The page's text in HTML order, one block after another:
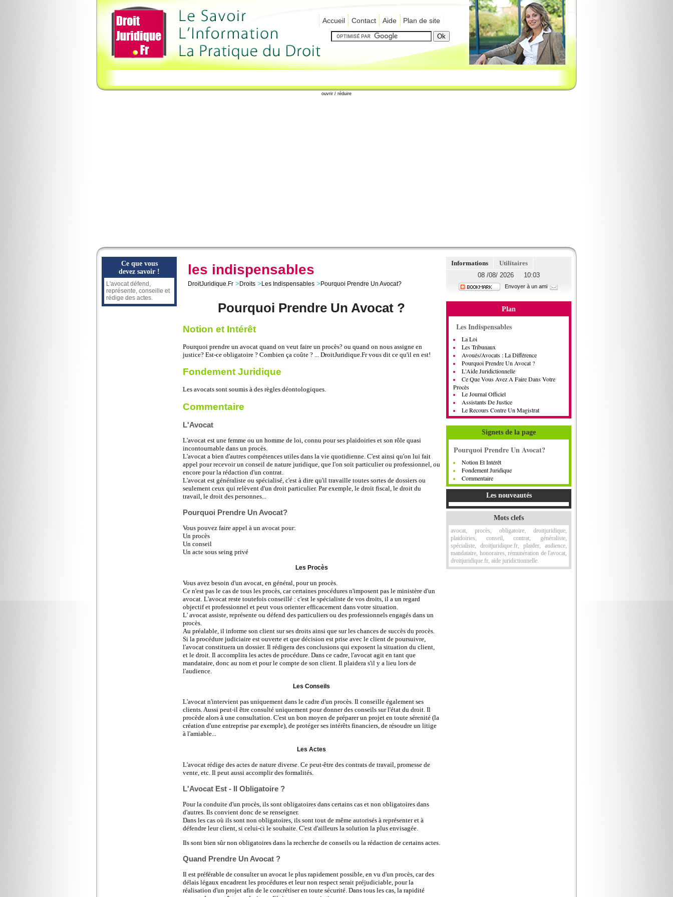
Accueil Contact Aide Plan de site
ouvrir / réduire
Ce que vous
devez savoir !
L'avocat défend,
représente, conseille et
rédige des actes.
les indispensables
DroitJuridique.Fr > Droits > Les Indispensables > Pourquoi Prendre Un Avocat?
Pourquoi Prendre Un Avocat ?
Notion et Intérêt
Pourquoi prendre un avocat quand on veut faire un procès? ou quand on nous assigne en
justice? Est-ce obligatoire ? Combien ça coûte ? ... DroitJuridique.Fr vous dit ce qu'il en est!
Fondement Juridique
Les avocats sont soumis à des règles déontologiques.
Commentaire
L'Avocat
L'avocat est une femme ou un homme de loi, connu pour ses plaidoiries et son rôle quasi
incontournable dans un procès.
L'avocat a bien d'autres compétences utiles dans la vie quotidienne. C'est ainsi qu'on lui fait
appel pour recevoir un conseil de nature juridique, que l'on soit particulier ou professionnel, ou
encore pour la rédaction d'un contrat.
L'avocat est généraliste ou spécialisé, c'est à dire qu'il travaille toutes sortes de dossiers ou
seulement ceux qui relèvent d'un droit particulier. Par exemple, le droit fiscal, le droit du
travail, le droit des personnes...
Pourquoi Prendre Un Avocat?
Vous pouvez faire appel à un avocat pour:
Un procès
Un conseil
Un acte sous seing privé
Les Procès
Vous avez besoin d'un avocat, en général, pour un procès.
Ce n'est pas le cas de tous les procès, car certaines procédures n'imposent pas le ministère d'un
avocat. L'avocat reste toutefois conseillé : c'est le spécialiste de vos droits, il a un regard
objectif et professionnel et peut vous orienter efficacement dans votre situation.
L' avocat assiste, représente ou défend des particuliers ou des professionnels engagés dans un
procès.
Au préalable, il informe son client sur ses droits ainsi que sur les chances de succès du procès.
Si la procédure judiciaire est ouverte et que décision est prise avec le client de poursuivre,
l'avocat constituera un dossier. Il rédigera des conclusions qui exposent la situation du client,
et le droit. Il accomplira les actes de procédure. Dans ce cadre, l'avocat agit en tant que
mandataire, donc au nom et pour le compte de son client. Il plaidera s'il y a lieu lors de
l'audience.
Les Conseils
L'avocat n'intervient pas uniquement dans le cadre d'un procès. Il conseille également ses
clients. Aussi peut-il être consulté uniquement pour donner des conseils sur l'état du droit. Il
procède alors à une consultation. C'est un bon moyen de préparer un projet en toute sérenité (la
création d'une entreprise par exemple), de protéger ses intérêts financiers, de résoudre un litige
à l'amiable...
Les Actes
L'avocat rédige des actes de nature diverse. Ce peut-être des contrats de travail, promesse de
vente, etc. Il peut aussi accomplir des formalités.
L'Avocat Est - Il Obligatoire ?
Pour la conduite d'un procès, ils sont obligatoires dans certains cas et non obligatoires dans
d'autres. Ils convient donc de se renseigner.
Dans les cas où ils sont non obligatoires, ils sont tout de même autorisés à représenter et à
défendre leur client, si celui-ci le souhaite. C'est d'ailleurs la solution la plus envisagée.
Ils sont bien sûr non obligatoires dans la recherche de conseils ou la rédaction de certains actes.
Quand Prendre Un Avocat ?
Il est préférable de consulter un avocat le plus rapidement possible, en vu d'un procès, car des
délais légaux encadrent les procédures et leur non respect serait préjudiciable, pour la
réalisation d'un projet afin de le concrétiser en toute sécurité. Dans tous les cas, la rapidité
Informations
Utilitaires
08 /08/ 2026 10:03
Envoyer à un ami
Plan
Les Indispensables
La Loi
Les Tribunaux
Avoués/Avocats : La Différence
Pourquoi Prendre Un Avocat ?
L'Aide Juridictionnelle
Ce Que Vous Avez A Faire Dans Votre
Procès
Le Journal Officiel
Assistants De Justice
Le Recours Contre Un Magistrat
Signets de la page
Pourquoi Prendre Un Avocat?
Notion Et Intérêt
Fondement Juridique
Commentaire
Les nouveautés
Mots clefs
avocat, procès, obligatoire, droitjuridique,
plaidoiries, conseil, contrat, généraliste,
spécialiste, droitjuridique.fr, plaider, audience,
mandataire, honoraires, rémunération de l'avocat,
droitjuridique.fr, aide juridictionnelle.